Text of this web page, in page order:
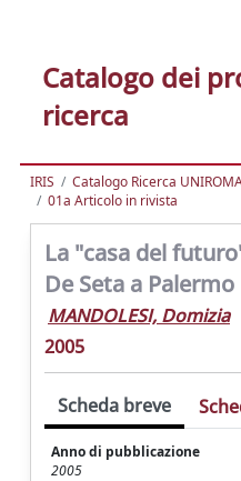
Catalogo dei
ricerca
IRIS Catalogo Ricerca
01a Articolo in rivista
La "casa del
De Seta a Palermo
MANDOLESI, Domizia
2005
Scheda breve
Anno di pubblicazione
2005